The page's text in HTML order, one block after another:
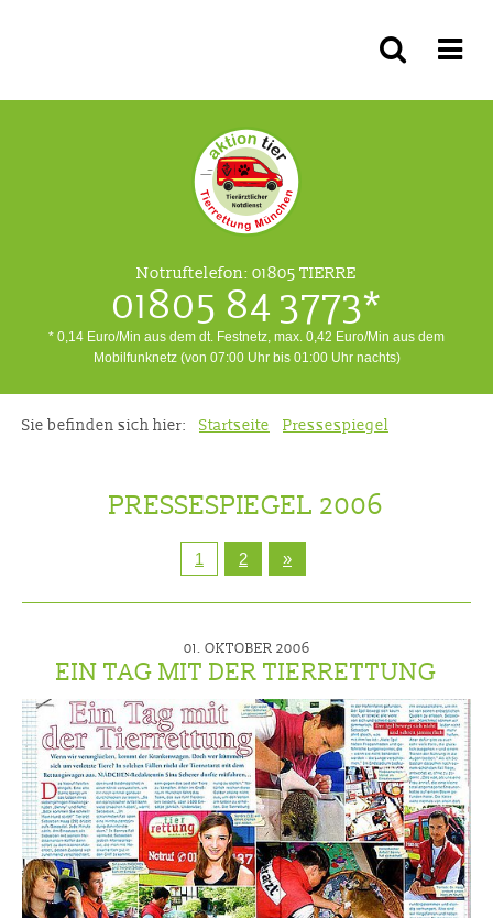
Notruftelefon: 01805 TIERRE
01805 84 3773*
* 0,14 Euro/Min aus dem dt. Festnetz, max. 0,42 Euro/Min aus dem
Mobilfunknetz (von 07:00 Uhr bis 01:00 Uhr nachts)
Sie befinden sich hier: Startseite Pressespiegel
PRESSESPIEGEL 2006
1 2 »
01. OKTOBER 2006
EIN TAG MIT DER TIERRETTUNG